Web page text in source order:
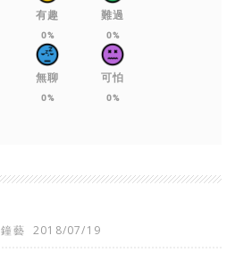
有趣
0%
難過
0%
無聊
0%
可怕
0%
鐘藝 2018/07/19